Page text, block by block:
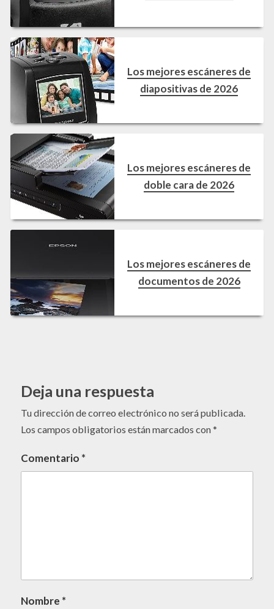
Los mejores escáneres de
diapositivas de 2026
Los mejores escáneres de
doble cara de 2026
Los mejores escáneres de
documentos de 2026
Deja una respuesta
Tu dirección de correo electrónico no será publicada.
Los campos obligatorios están marcados con*
Comentario *
Nombre *